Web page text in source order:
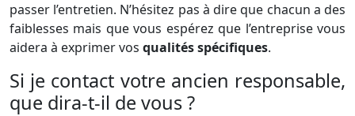
passer l’entretien. N’hésitez pas à dire que chacun a des
faiblesses mais que vous espérez que l’entreprise vous
aidera à exprimer vos qualités spécifiques.
Si je contact votre ancien responsable,
que dira-t-il de vous ?